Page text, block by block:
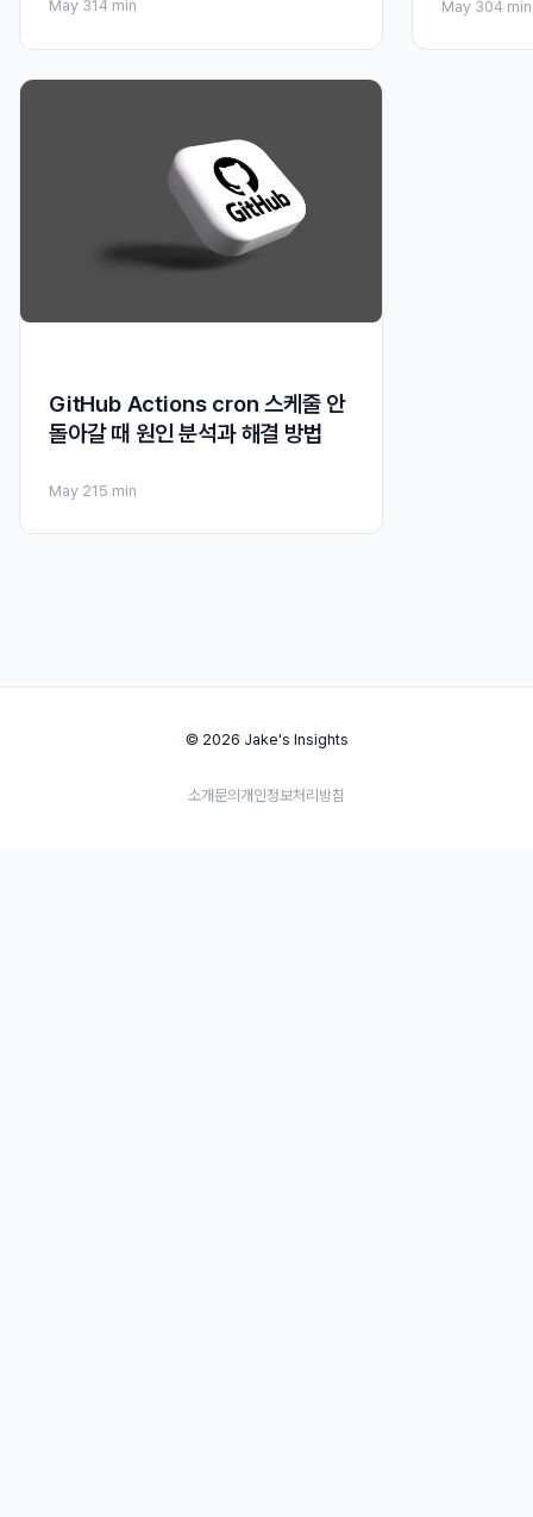
May 314 min May 304 min
GitHub Actions cron 스케줄 안
돌아갈 때 원인 분석과 해결 방법
May 21 5 min
© 2026 Jake's Insights
소개문의 개인정보처리방침